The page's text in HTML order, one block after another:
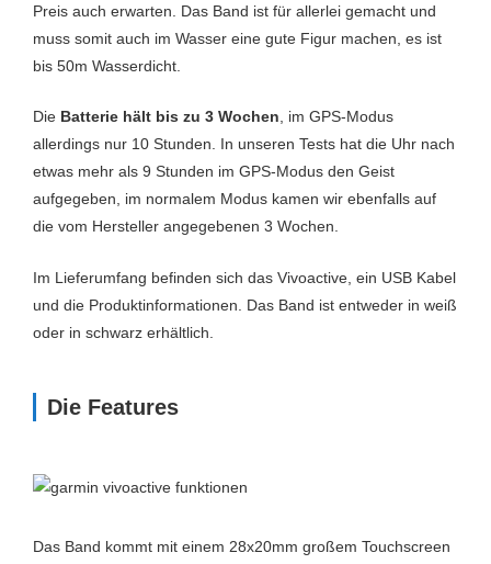
Preis auch erwarten. Das Band ist für allerlei gemacht und
muss somit auch im Wasser eine gute Figur machen, es ist
bis 50m Wasserdicht.
Die Batterie hält bis zu 3 Wochen , im GPS-Modus
allerdings nur 10 Stunden. In unseren Tests hat die Uhr nach
etwas mehr als 9 Stunden im GPS-Modus den Geist
aufgegeben, im normalem Modus kamen wir ebenfalls auf
die vom Hersteller angegebenen 3 Wochen.
Im Lieferumfang befinden sich das Vivoactive, ein USB Kabel
und die Produktinformationen. Das Band ist entweder in weiß
oder in schwarz erhältlich.
Die Features
Das Band kommt mit einem 28x20mm großem Touchscreen